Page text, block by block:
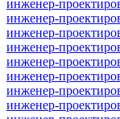
инженер-
инженер-
инженер-
инженер-
инженер-
инженер-
инженер-
инженер-